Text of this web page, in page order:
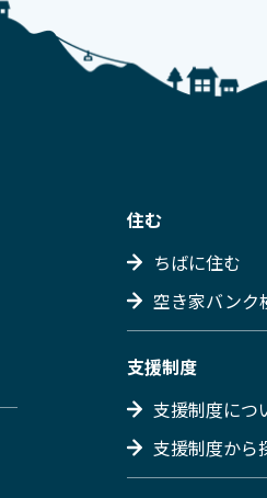
住む
ちばに住む
空き家バンク
支援制度
支援制度につ
支援制度から